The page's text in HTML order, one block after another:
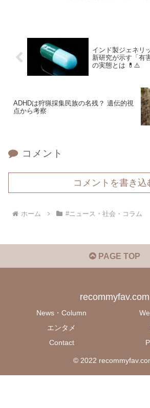
インド製ジェネリ
新研究が示す「有
の実態とは 💊⚠️
ADHDは狩猟採集民族の名残？ 遺伝的視
点から考察
コメント
コメントを書き込
ホーム #ニュース・社会・コラム
PAGE TOP
recommyfav.com
News・Column
エンタメ
Contact
© 2022